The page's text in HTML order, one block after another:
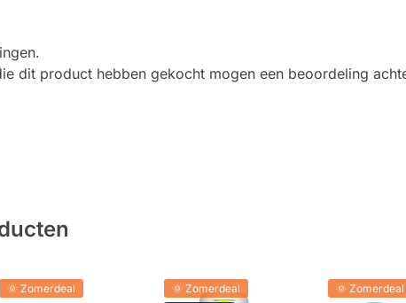
dit product hebben gekocht mogen een beoordeling
🌞 Zomerdeal
🌞 Zomerdeal
🌞 Zomerdeal